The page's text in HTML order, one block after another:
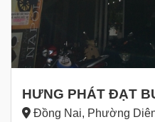
HƯNG PHÁT ĐẠT
Đồng Nai, Phường